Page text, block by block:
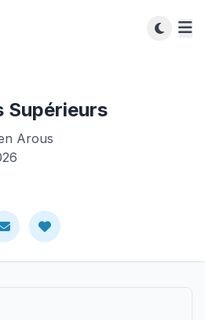
Supérieurs
Arous